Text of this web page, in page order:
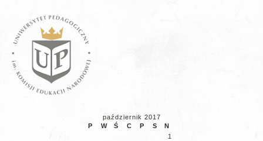
październik 2017
P
W Ś C P S
N
1